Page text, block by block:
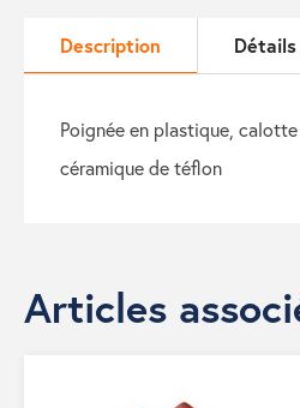
Description
poignée en plastique, calotte avec revêtement en
céramique de téflon
Articles